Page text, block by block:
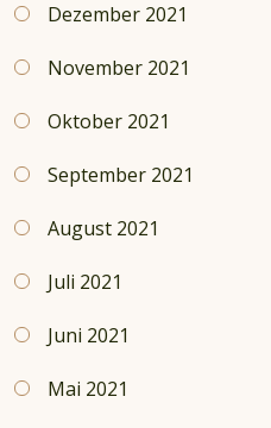
Dezember 2021
November 2021
Oktober 2021
September 2021
August 2021
Juli 2021
Juni 2021
Mai 2021